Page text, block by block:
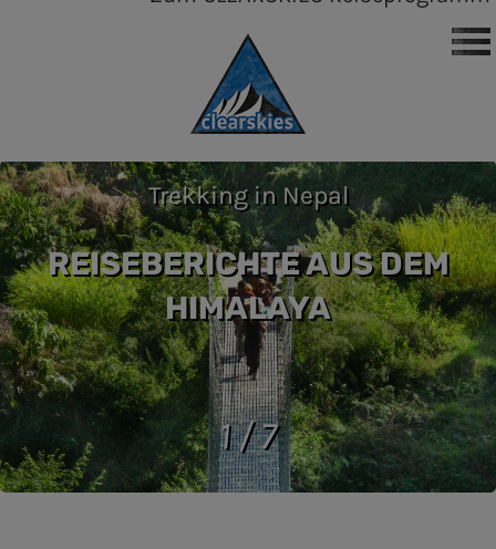
Trekking in Nepal
REISEBERICHTE AUS DEM
HIMALAYA
1 / 7